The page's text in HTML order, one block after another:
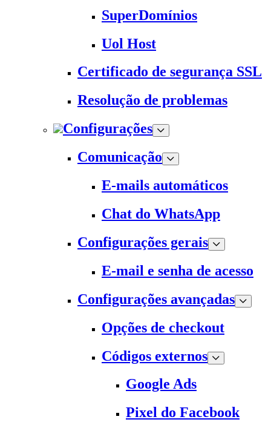
SuperDomínios
Uol Host
Certificado de segurança SSL
Resolução de problemas
Configurações
Comunicação
E-mails automáticos
Chat do WhatsApp
Configurações gerais
E-mail e senha de acesso
Configurações avançadas
Opções de checkout
Códigos externos
Google Ads
Pixel do Facebook